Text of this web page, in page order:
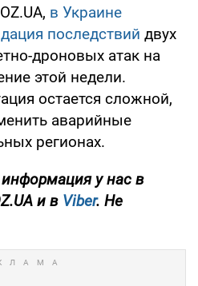
в Украине
последствий двух
дроновых атак на
этой недели.
остается сложной,
аварийные
регионах.
у нас в
и в Viber. Не